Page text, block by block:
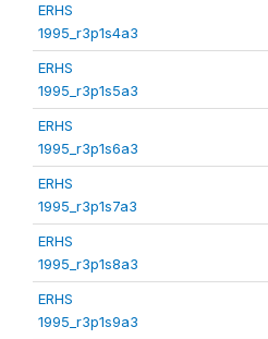
ERHS
1995_r3p1s4a3
ERHS
1995_r3p1s5a3
ERHS
1995_r3p1s6a3
ERHS
1995_r3p1s7a3
ERHS
1995_r3p1s8a3
ERHS
1995_r3p1s9a3